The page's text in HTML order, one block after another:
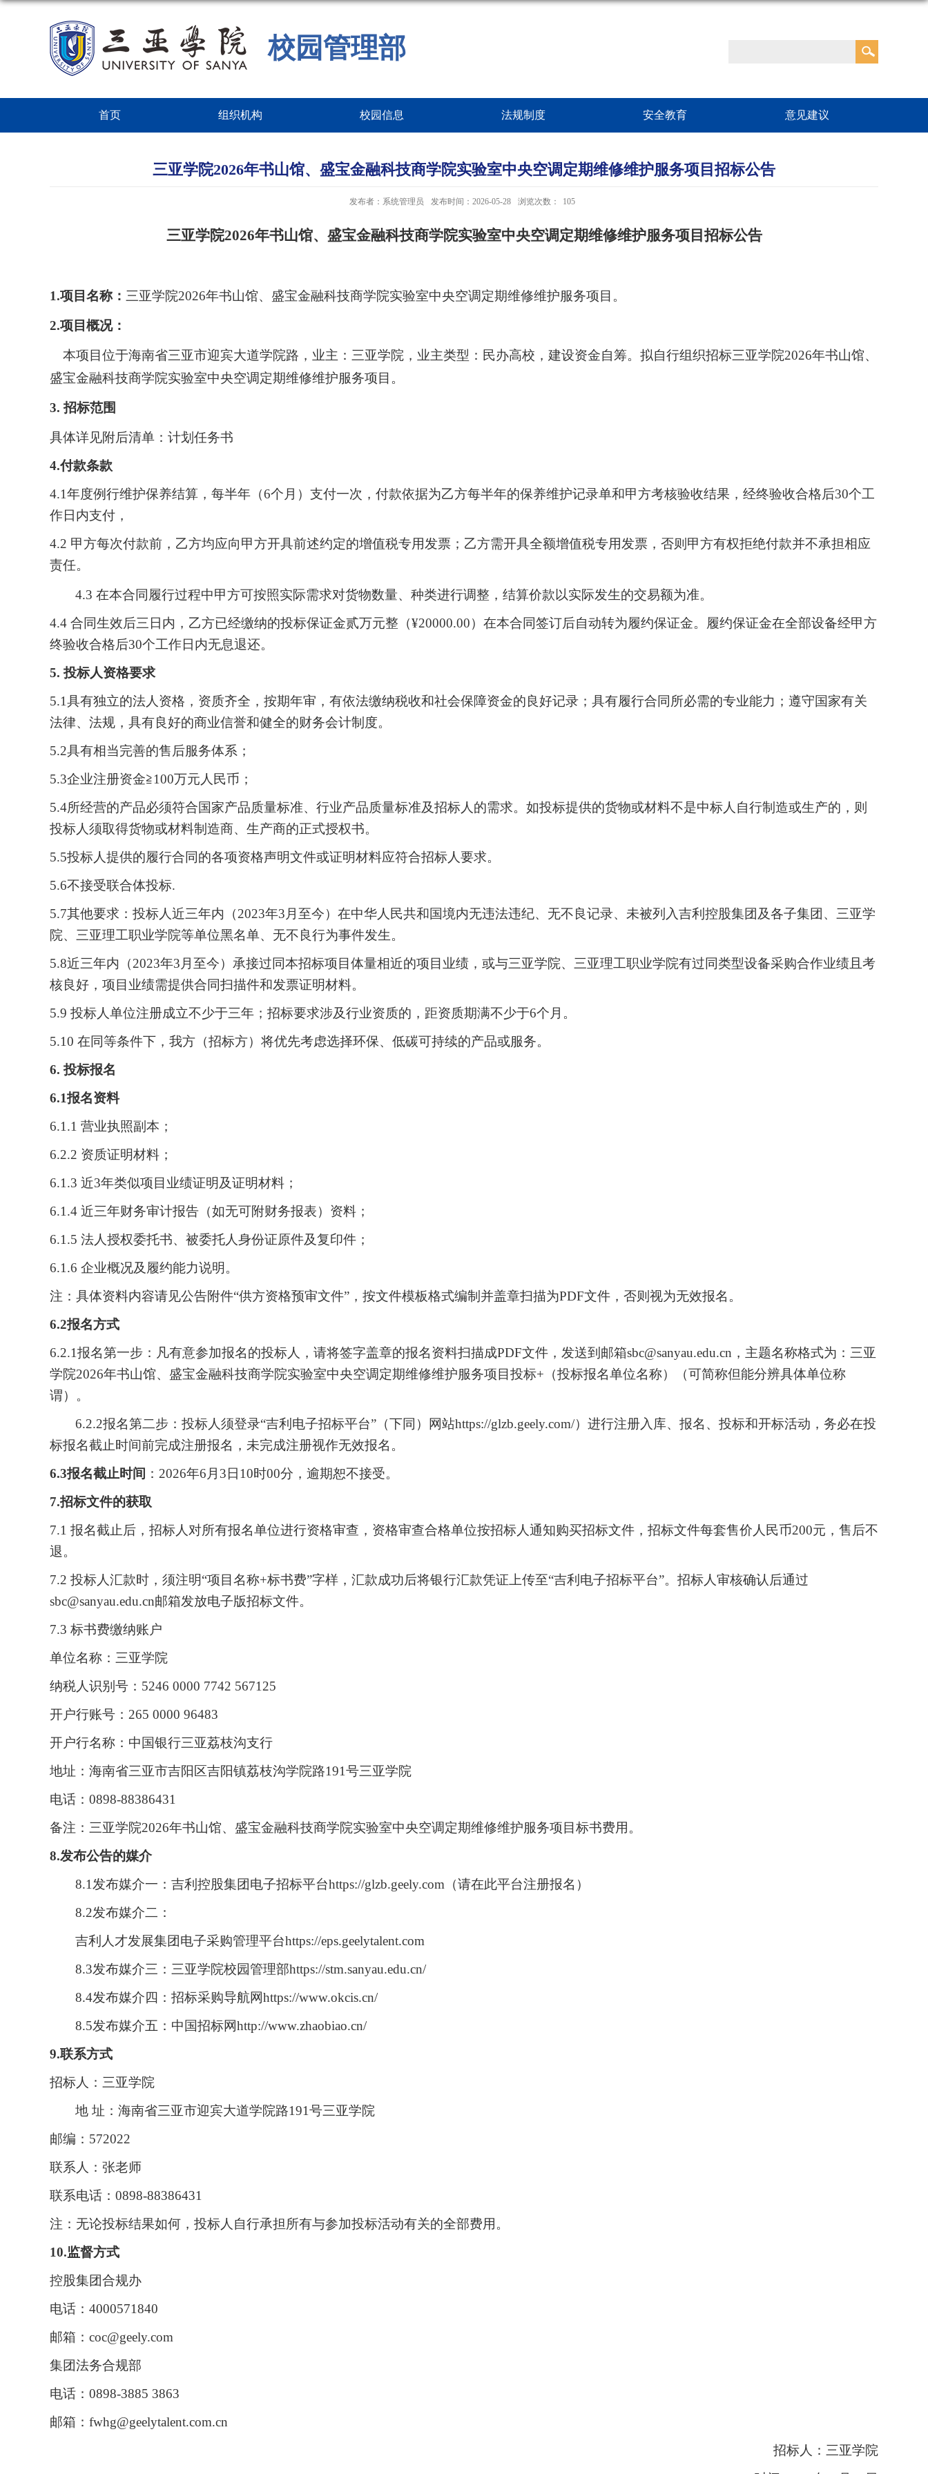
校园管理部
首页 组织机构 校园信息 法规制度 安全教育 意见建议
三亚学院2026年书山馆、盛宝金融科技商学院实验室中央空调定期维修维护服务项目招标公告
发布者：系统管理员 发布时间：2026-05-28 浏览次数： 105
三亚学院2026年书山馆、盛宝金融科技商学院实验室中央空调定期维修维护服务项目招标公告
1.项目名称： 三亚学院2026年书山馆、盛宝金融科技商学院实验室中央空调定期维修维护服务项目 。
2.项目概况：
本项目位于海南省三亚市迎宾大道学院路，业主：三亚学院，业主类型：民办高校，建设资金自筹。拟自行组织招标三亚学院2026年书山馆、
盛宝金融科技商学院实验室中央空调定期维修维护服务项目 。
3.招标范围
具体详见附后清单：计划任务书
4.付款条款
4.1年度例行维护保养结算，每半年（6个月）支付一次，付款依据为乙方每半年的保养维护记录单和甲方考核验收结果，经终验收合格后30个工
作日内支付，
4.2 甲方每次付款前，乙方均应向甲方开具前述约定的增值税专用发票；乙方需开具全额增值税专用发票，否则甲方有权拒绝付款并不承担相应
责任。
4.3 在本合同履行过程中甲方可按照实际需求对货物数量、种类进行调整，结算价款以实际发生的交易额为准。
4.4 合同生效后三日内，乙方已经缴纳的投标保证金贰万元整（¥20000.00）在本合同签订后自动转为履约保证金。履约保证金在全部设备经甲方
终验收合格后30个工作日内无息退还。
5. 投标人资格要求
5.1具有独立的法人资格，资质齐全，按期年审，有依法缴纳税收和社会保障资金的良好记录；具有履行合同所必需的专业能力；遵守国家有关
法律、法规，具有良好的商业信誉和健全的财务会计制度。
5.2具有相当完善的售后服务体系；
5.3企业注册资金≧100万元人民币；
5.4所经营的产品必须符合国家产品质量标准、行业产品质量标准及招标人的需求。如投标提供的货物或材料不是中标人自行制造或生产的，则
投标人须取得货物或材料制造商、生产商的正式授权书。
5.5投标人提供的履行合同的各项资格声明文件或证明材料应符合招标人要求。
5.6不接受联合体投标.
5.7其他要求：投标人近三年内（2023年3月至今）在中华人民共和国境内无违法违纪、无不良记录、未被列入吉利控股集团及各子集团、三亚学
院、三亚理工职业学院等单位黑名单、无不良行为事件发生。
5.8近三年内（2023年3月至今）承接过同本招标项目体量相近的项目业绩，或与三亚学院、三亚理工职业学院有过同类型设备采购合作业绩且考
核良好，项目业绩需提供合同扫描件和发票证明材料。
5.9 投标人单位注册成立不少于三年；招标要求涉及行业资质的，距资质期满不少于6个月。
5.10 在同等条件下，我方（招标方）将优先考虑选择环保、低碳可持续的产品或服务。
6. 投标报名
6.1报名资料
6.1 .1 营业执照副本；
6.2.2 资质证明材料；
6.1 .3 近3年类似项目业绩证明及证明材料；
6.1 .4 近三年财务审计报告（如无可附财务报表）资料；
6.1 .5 法人授权委托书、被委托人身份证原件及复印件；
6.1 .6 企业概况及履约能力说明。
注：具体资料内容请见公告附件“供方资格预审文件”，按文件模板格式编制并盖章扫描为PDF文件，否则视为无效报名。
6.2报名方式
6.2.1报名第一步：凡有意参加报名的投标人，请将签字盖章的报名资料扫描成PDF文件，发送到邮箱sbc@sanyau.edu.cn，主题名称格式为：三亚
学院2026年书山馆、盛宝金融科技商学院实验室中央空调定期维修维护服务项目投标+（投标报名单位名称）（可简称但能分辨具体单位称
谓）。
6.2.2报名第二步：投标人须登录“吉利电子招标平台”（下同）网站https://glzb.geely.com/）进行注册入库、报名、投标和开标活动，务必在投
标报名截止时间前完成注册报名，未完成注册视作无效报名。
6.3报名截止时间 ： 2026年6月3日10时00分，逾期恕不接受。
7.招标文件的获取
7.1 报名截止后，招标人对所有报名单位进行资格审查，资格审查合格单位按招标人通知购买招标文件，招标文件每套售价人民币200元，售后不
退。
7.2 投标人汇款时，须注明“项目名称+标书费”字样，汇款成功后将银行汇款凭证上传至“吉利电子招标平台”。招标人审核确认后通过
sbc@sanyau.edu.cn邮箱发放电子版招标文件。
7.3 标书费缴纳账户
单位名称：三亚学院
纳税人识别号： 5246 0000 7742 567125
开户行账号： 265 0000 96483
开户行名称：中国银行三亚荔枝沟支行
地址：海南省三亚市吉阳区吉阳镇荔枝沟学院路191号三亚学院
电话： 0898-88386431
备注：三亚学院2026年书山馆、盛宝金融科技商学院实验室中央空调定期维修维护服务项目标书费用。
8.发布公告的媒介
8.1发布媒介一：吉利控股集团电子招标平台https://glzb.geely.com（请在此平台注册报名）
8.2发布媒介二：
吉利人才发展集团电子采购管理平台https://eps.geelytalent.com
8.3发布媒介三：三亚学院校园管理部https://stm.sanyau.edu.cn/
8.4发布媒介四：招标采购导航网https://www.okcis.cn/
8.5发布媒介五：中国招标网http://www.zhaobiao.cn/
9.联系方式
招标人：三亚学院
地 址：海南省三亚市迎宾大道学院路191号三亚学院
邮编： 572022
联系人：张老师
联系电话： 0898-88386431
注：无论投标结果如何，投标人自行承担所有与参加投标活动有关的全部费用。
10.监督方式
控股集团合规办
电话： 4000571840
邮箱： coc@geely.com
集团法务合规部
电话： 0898-3885 3863
邮箱： fwhg@geelytalent.com.cn
招标人：三亚学院